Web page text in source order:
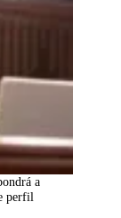
a
perfil